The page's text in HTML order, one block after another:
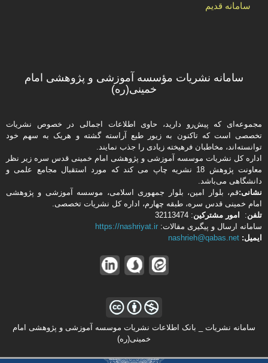
سامانه قدیم
سامانه نشریات مؤسسه آموزشی و پژوهشی امام
خمینی(ره)
مجموعه‌ای که پیش‌رو دارید،‌ حاوی اطلاعات اجمالی در خصوص نشریات
تخصصی است که تاکنون به زیور طبع آراسته گشته و هریک به سهم خود
توانسته‌اند، مخاطبان فرهیخته‌ زیادی را جذب نمایند.
اداره كل نشریات موسسه آموزشی و پژوهشی امام خمینی قدس سره زیر نظر
معاونت پژوهش 18 نشریه چاپ می کند که مورد استقبال مجامع علمی و
دانشگاهی می‌باشد.
نشانی:قم، بلوار امین، بلوار جمهوری اسلامی، موسسه آموزشی و پژوهشی
امام خمینی قدس سره، طبقه چهارم، اداره كل نشریات تخصصی.
تلفن: امور مشتركین: 32113474
سامانه ارسال و پیگیری مقالات: https://nashriyat.ir
ایمیل: nashrieh@qabas.net
سامانه نشریات _ بانک اطلاعات نشریات موسسه آموزشی و پژوهشی امام
خمینی(ره)